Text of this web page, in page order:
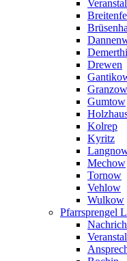
Drewen
Granzow
Gumtow
Kolrep
Kyritz
Mechow
Tornow
Vehlow
Wulkow
Pfarrsprengel